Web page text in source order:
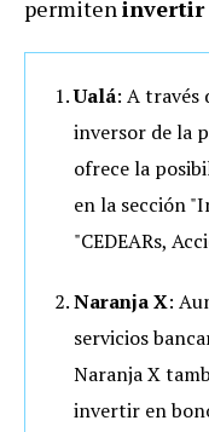
permiteninvertir
Ualá: A través
inversor de la
ofrece la
en la sección
"CEDEARs,
Naranja X:
servicios
Naranja X
invertir en